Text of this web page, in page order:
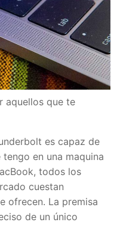
aquellos que te
es capaz de
en una maquina
todos los
cuestan
ofrecen. La premisa
de un único